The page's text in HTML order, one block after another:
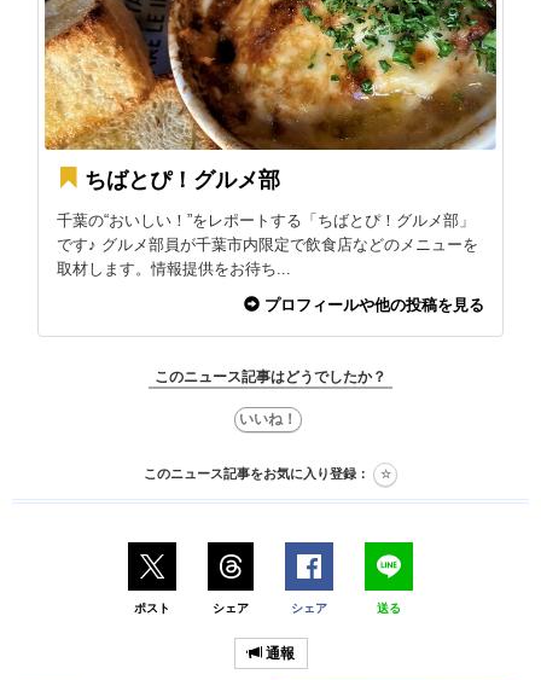
ちばとぴ！グルメ部
千葉の“おいしい！”をレポートする「ちばとぴ！グルメ部」
です♪ グルメ部員が千葉市内限定で飲食店などのメニューを
取材します。情報提供をお待ち...
プロフィールや他の投稿を見る
このニュース記事はどうでしたか？
このニュース記事をお気に入り登録：
ポスト シェア シェア 送る
通報